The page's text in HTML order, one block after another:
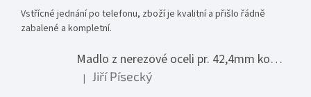
Vstřícné jednání po telefonu, zboží je kvalitní a přišlo řádně
zabalené a kompletní.
Madlo z nerezové oceli pr. 42,4mm komplet - model 0116 - 3000mm
Hodnocení produktu je 5 z 5 hvězdiček.
| Jiří Písecký